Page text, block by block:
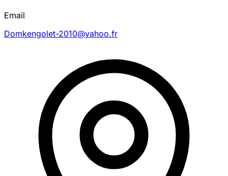
Email
Domkengolet-2010@yahoo.fr